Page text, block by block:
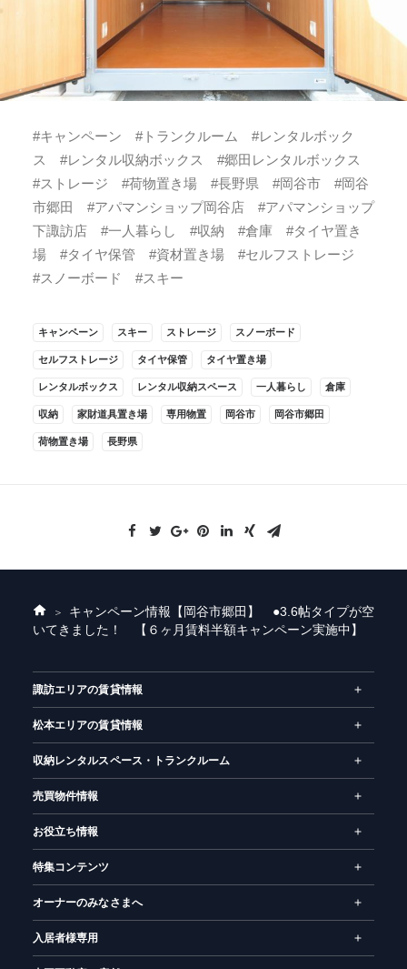
#キャンペーン #トランクルーム #レンタルボック
ス #レンタル収納ボックス #郷田レンタルボックス
#ストレージ #荷物置き場 #長野県 #岡谷市 #岡谷
市郷田 #アパマンショップ岡谷店 #アパマンショップ
下諏訪店 #一人暮らし #収納 #倉庫 #タイヤ置き
場 #タイヤ保管 #資材置き場 #セルフストレージ
#スノーボード #スキー
キャンペーン スキー ストレージ スノーボード
セルフストレージ タイヤ保管 タイヤ置き場
レンタルボックス レンタル収納スペース 一人暮らし 倉庫
収納 家財道具置き場 専用物置 岡谷市 岡谷市郷田
荷物置き場 長野県
ホ
ー
キャンペーン情報 【岡谷市郷田】 ●3.6帖タイプが空
いてきました！ 【６ヶ月賃料半額キャンペーン実施中】
諏訪エリアの賃貸情報
松本エリアの賃貸情報
収納レンタルスペース・トランクルーム
売買物件情報
お役立ち情報
特集コンテンツ
オーナーのみなさまへ
入居者様専用